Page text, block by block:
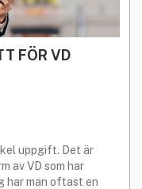
FÖR VD
uppgift. Det är
av VD som har
har man oftast en